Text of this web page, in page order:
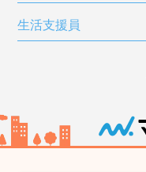
生活支援員